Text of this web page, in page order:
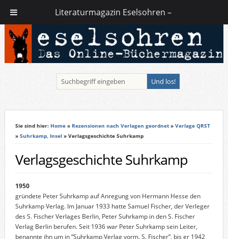
Sie sind hier: Home» Rezensionen nach Verlagen geordnet» Verlage QRST
» Suhrkamp, Insel» Verlagsgeschichte Suhrkamp
Verlagsgeschichte Suhrkamp
1950
gründete Peter Suhrkamp auf Anregung von Hermann Hesse den
Suhrkamp Verlag. Im Januar 1933 hatte Samuel Fischer, der Verleger
des S. Fischer Verlages Berlin, Peter Suhrkamp in den S. Fischer
Verlag Berlin berufen. Seit 1936 war Peter Suhrkamp sein Leiter,
benannte ihn um in “Suhrkamp Verlag vorm. S. Fischer”, bis er 1942
Literaturmagazin Eselsohren –